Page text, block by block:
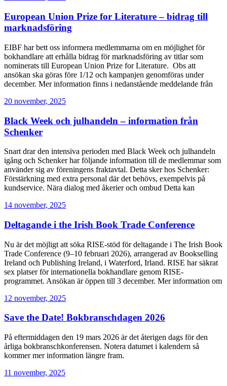
European Union Prize for Literature – bidrag till
marknadsföring
EIBF har bett oss informera medlemmarna om en möjlighet för
bokhandlare att erhålla bidrag för marknadsföring av titlar som
nominerats till European Union Prize for Literature. Obs att
ansökan ska göras före 1/12 och kampanjen genomföras under
december. Mer information finns i nedanstående meddelande från
20 november, 2025
Black Week och julhandeln – information från
Schenker
Snart drar den intensiva perioden med Black Week och julhandeln
igång och Schenker har följande information till de medlemmar som
använder sig av föreningens fraktavtal. Detta sker hos Schenker:
Förstärkning med extra personal där det behövs, exempelvis på
kundservice. Nära dialog med åkerier och ombud Detta kan
14 november, 2025
Deltagande i the Irish Book Trade Conference
Nu är det möjligt att söka RISE-stöd för deltagande i The Irish Book
Trade Conference (9–10 februari 2026), arrangerad av Bookselling
Ireland och Publishing Ireland, i Waterford, Irland. RISE har säkrat
sex platser för internationella bokhandlare genom RISE-
programmet. Ansökan är öppen till 3 december. Mer information om
12 november, 2025
Save the Date! Bokbranschdagen 2026
På eftermiddagen den 19 mars 2026 är det återigen dags för den
årliga bokbranschkonferensen. Notera datumet i kalendern så
kommer mer information längre fram.
11 november, 2025